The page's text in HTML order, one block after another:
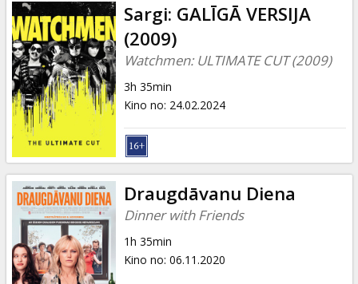
Ziņas
Dāvanu
kartes
Uzkodas
B2B
Kino
Klubs
Sargi: GALĪGĀ VERSIJA
(2009)
Watchmen: ULTIMATE CUT (2009)
3h 35min
Kino no: 24.02.2024
Draugdāvanu Diena
Dinner with Friends
1h 35min
Kino no: 06.11.2020